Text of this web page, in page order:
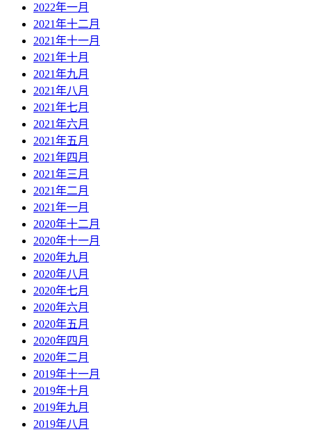
2022年一月
2021年十二月
2021年十一月
2021年十月
2021年九月
2021年八月
2021年七月
2021年六月
2021年五月
2021年四月
2021年三月
2021年二月
2021年一月
2020年十二月
2020年十一月
2020年九月
2020年八月
2020年七月
2020年六月
2020年五月
2020年四月
2020年二月
2019年十一月
2019年十月
2019年九月
2019年八月